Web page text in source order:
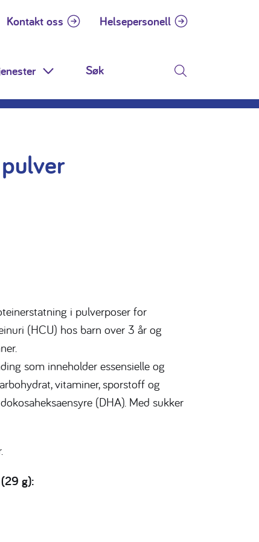
Kontakt oss Helsepersonell
Toggle Dropdown Søk
i pulverposer for
(HCU) hos barn over 3 år og
som inneholder essensielle og
vitaminer, sporstoff og
(DHA). Med sukker
g):